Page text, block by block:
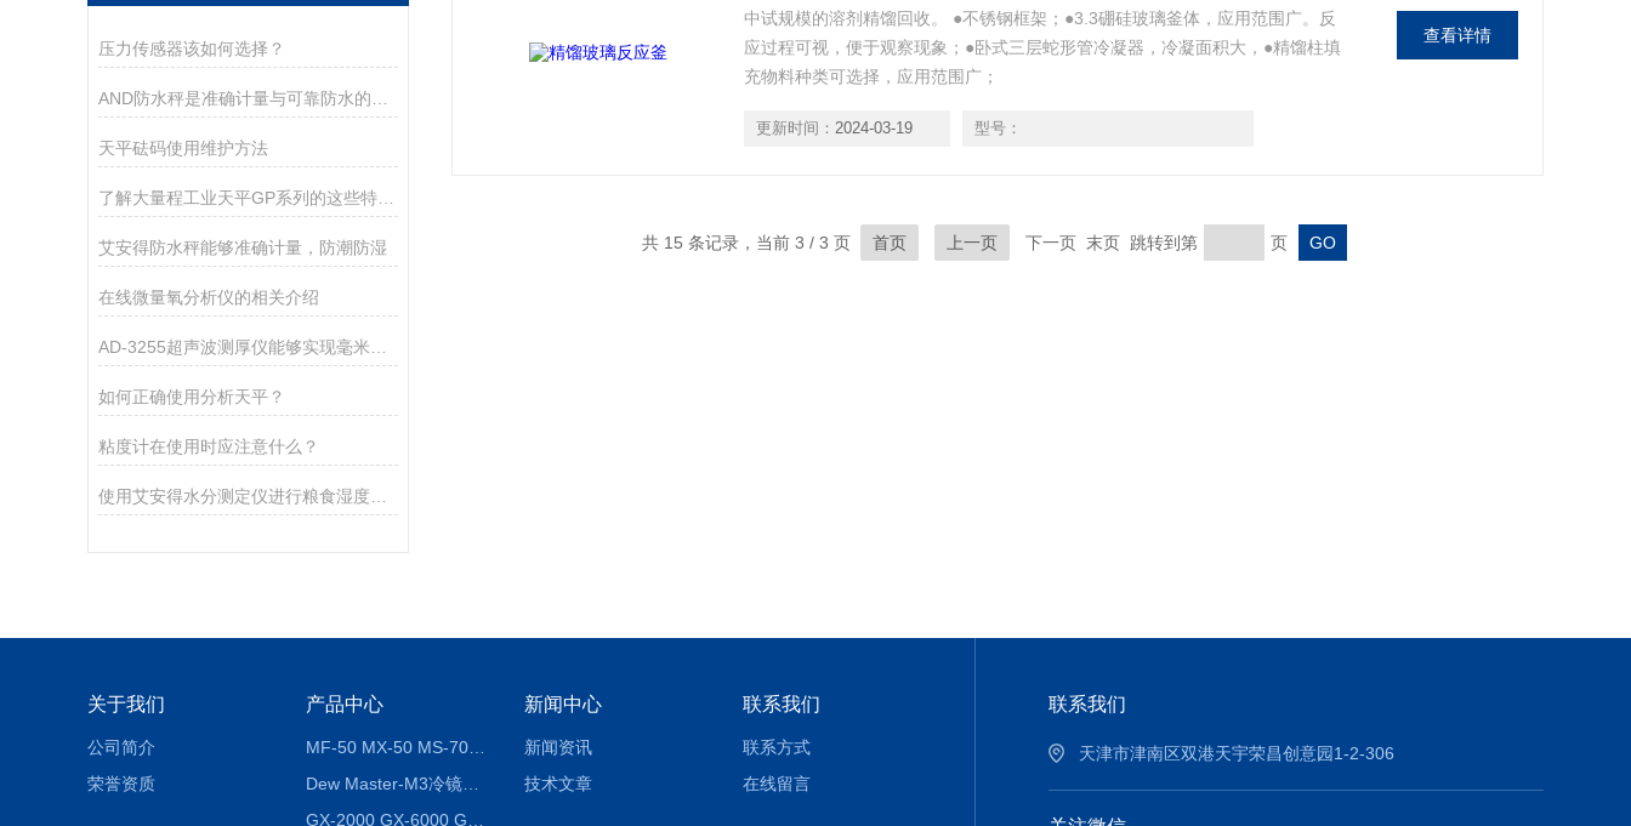
压力传感器该如何选择？
天平砝码使用维护方法
了解大量程工业天平GP系列的这些特点很有必要
艾安得防水秤能够准确计量，防潮防湿
在线微量氧分析仪的相关介绍
如何正确使用分析天平？
粘度计在使用时应注意什么？
中试规模的溶剂精馏回收。 ●不锈钢框架；●3.3硼硅玻璃釜体，应用范围广。反
应过程可视，便于观察现象；●卧式三层蛇形管冷凝器，冷凝面积大，●精馏柱填
充物料种类可选择，应用范围广；
更新时间： 2024-03-19 型号：
查看详情
共 15 条记录，当前 3 / 3 页 首页 上一页 下一页 末页 跳转到第 页
关于我们
公司简介
荣誉资质
产品中心
MF-50 MX-50 MS-70卤素水分测定仪 红外线水分仪
Dew Master-M3冷镜式露点仪
新闻中心
新闻资讯
技术文章
联系我们
联系方式
在线留言
联系我们
天津市津南区双港天宇荣昌创意园1-2-306